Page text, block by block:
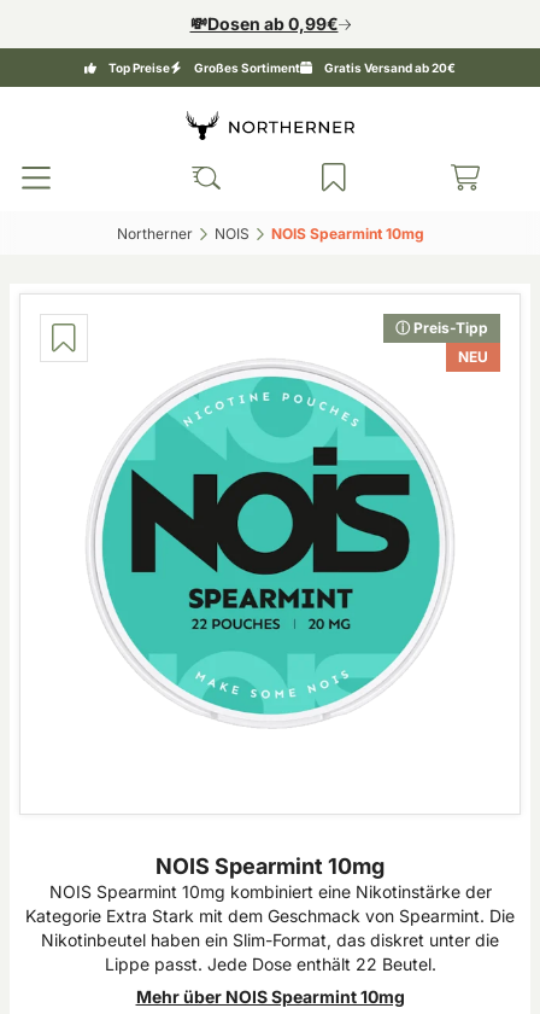
💸Dosen ab 0,99€
Top Preise Großes Sortiment Gratis Versand ab 20€
Northerner‎ NOIS‎ NOIS Spearmint 10mg‎
ⓘ Preis-Tipp
NEU
NOIS Spearmint 10mg
NOIS Spearmint 10mg kombiniert eine Nikotinstärke der
Kategorie Extra Stark mit dem Geschmack von Spearmint. Die
Nikotinbeutel haben ein Slim-Format, das diskret unter die
Lippe passt. Jede Dose enthält 22 Beutel.
Mehr über NOIS Spearmint 10mg